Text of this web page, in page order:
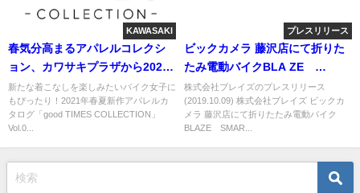
KAWASAKI
春気分高まるアパレルコレクシ
ョン、カワサキプラザから2021
年新作リリース
新たな着こなしを楽しみたいバイク女子に
もぴったり！2021年春夏新作アパレルカ
タログ「good TIMES COLLECTION」
Vol.0...
プレスリリース
ビックカメラ 藤沢店にて折りた
たみ電動バイクBLA ZE
SMART EV(ブレイズスマート
EV)の販売を新た にスタート！！
株式会社ブレイズのプレスリリース
(2019.10.09) 株式会社ブレイズ ビックカ
メラ 藤沢店にて折りたたみ電動バイク
BLAZE SMAR...